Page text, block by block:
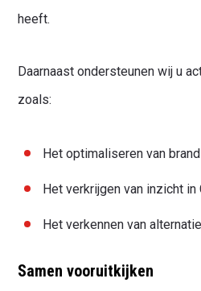
heeft.
Daarnaast ondersteunen wij u
zoals:
Het optimaliseren van
Het verkrijgen van inzicht in
Het verkennen van
Samen vooruitkijken